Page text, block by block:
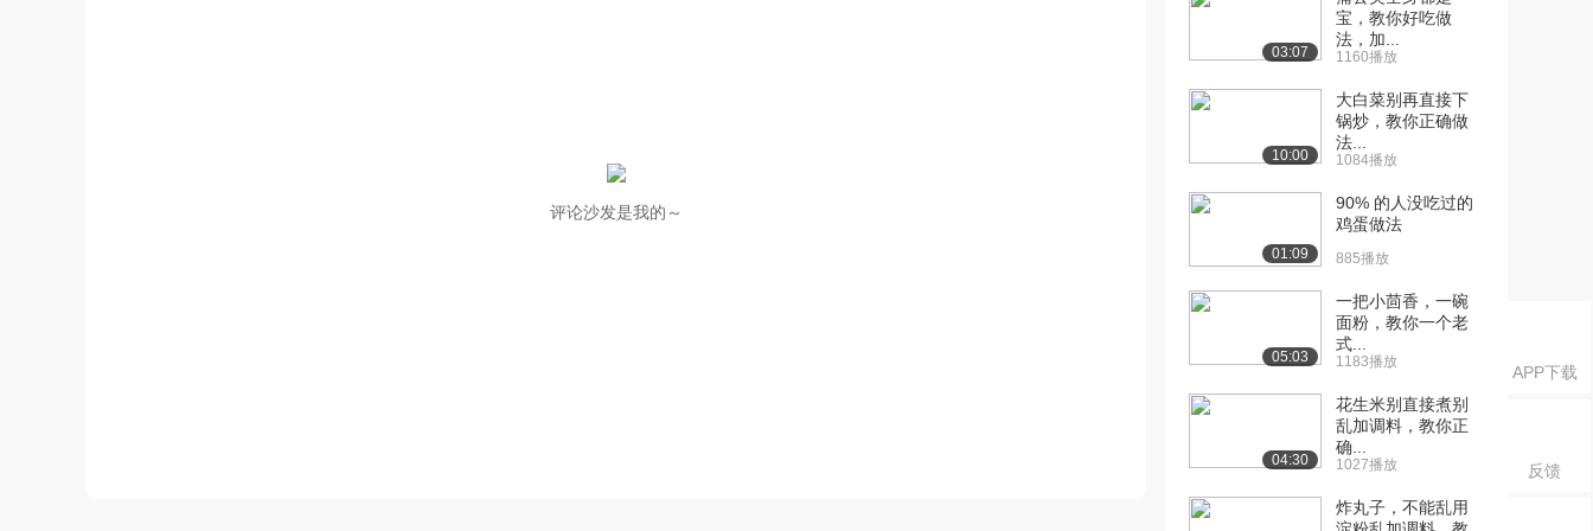
APP下载
反馈
评论沙发是我的～
03:07
宝，教你好吃做
法，加...
1160播放
10:00
大白菜别再直接下
锅炒，教你正确做
法...
1084播放
01:09
90% 的人没吃过的
鸡蛋做法
885播放
05:03
一把小茴香，一碗
面粉，教你一个老
式...
1183播放
04:30
花生米别直接煮别
乱加调料，教你正
确...
1027播放
炸丸子，不能乱用